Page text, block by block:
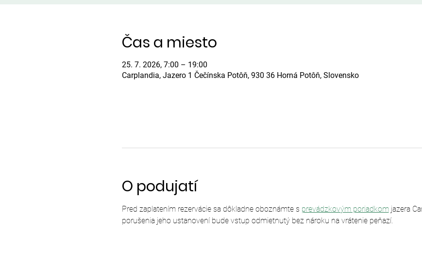
Čas a miesto
25. 7. 2026, 7:00 – 19:00
Carplandia, Jazero 1 Čečínska Potôň, 930 36 Horná Potôň, Slovensko
O podujatí
Pred zaplatením rezervácie sa dôkladne oboznámte s prevádzkovým poriadkom jazera
porušenia jeho ustanovení bude vstup odmietnutý bez nároku na vrátenie peňazí.